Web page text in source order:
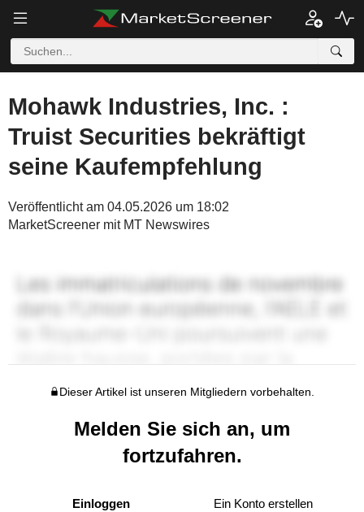
Mohawk Industries, Inc. :
Truist Securities bekräftigt
seine Kaufempfehlung
Veröffentlicht am 04.05.2026 um 18:02
MarketScreener mit MT Newswires
Dieser Artikel ist unseren Mitgliedern vorbehalten.
Melden Sie sich an, um
fortzufahren.
Einloggen Ein Konto erstellen